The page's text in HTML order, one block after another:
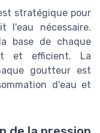
stratégique pour
l'eau nécessaire.
base de chaque
et efficient. La
goutteur est
d'eau et